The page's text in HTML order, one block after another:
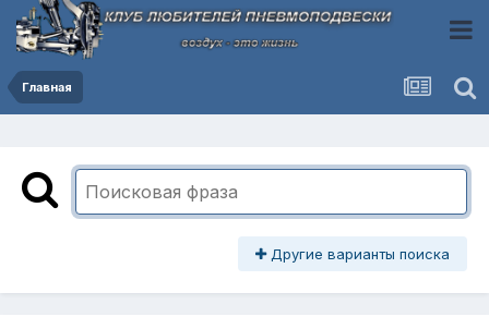
Главная
Другие варианты поиска